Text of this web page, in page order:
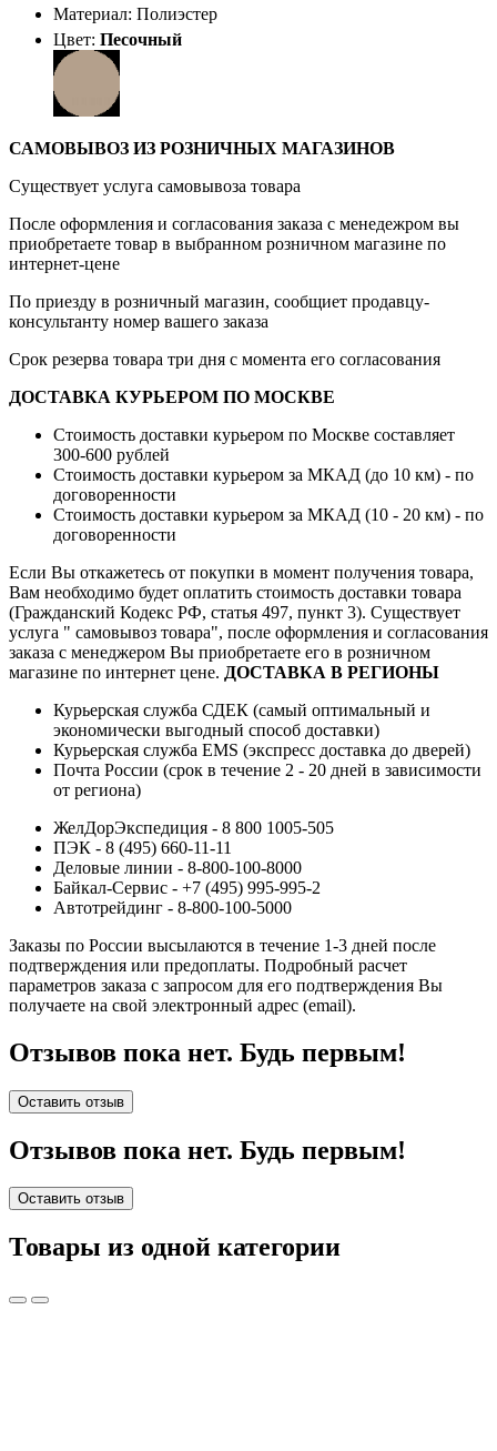
Материал: Полиэстер
Цвет: Песочный
САМОВЫВОЗ ИЗ РОЗНИЧНЫХ МАГАЗИНОВ
Существует услуга самовывоза товара
После оформления и согласования заказа с менедежром вы
приобретаете товар в выбранном розничном магазине по
интернет-цене
По приезду в розничный магазин, сообщиет продавцу-
консультанту номер вашего заказа
Срок резерва товара три дня с момента его согласования
ДОСТАВКА КУРЬЕРОМ ПО МОСКВЕ
Стоимость доставки курьером по Москве составляет
300-600 рублей
Стоимость доставки курьером за МКАД (до 10 км) - по
договоренности
Стоимость доставки курьером за МКАД (10 - 20 км) - по
договоренности
Если Вы откажетесь от покупки в момент получения товара,
Вам необходимо будет оплатить стоимость доставки товара
(Гражданский Кодекс РФ, статья 497, пункт 3). Существует
услуга " самовывоз товара", после оформления и согласования
заказа с менеджером Вы приобретаете его в розничном
магазине по интернет цене. ДОСТАВКА В РЕГИОНЫ
Курьерская служба СДЕК (самый оптимальный и
экономически выгодный способ доставки)
Курьерская служба EMS (экспресс доставка до дверей)
Почта России (срок в течение 2 - 20 дней в зависимости
от региона)
ЖелДорЭкспедиция - 8 800 1005-505
ПЭК - 8 (495) 660-11-11
Деловые линии - 8-800-100-8000
Байкал-Сервис - +7 (495) 995-995-2
Автотрейдинг - 8-800-100-5000
Заказы по России высылаются в течение 1-3 дней после
подтверждения или предоплаты. Подробный расчет
параметров заказа с запросом для его подтверждения Вы
получаете на свой электронный адрес (email).
Отзывов пока нет. Будь первым!
Оставить отзыв
Отзывов пока нет. Будь первым!
Оставить отзыв
Товары из одной категории